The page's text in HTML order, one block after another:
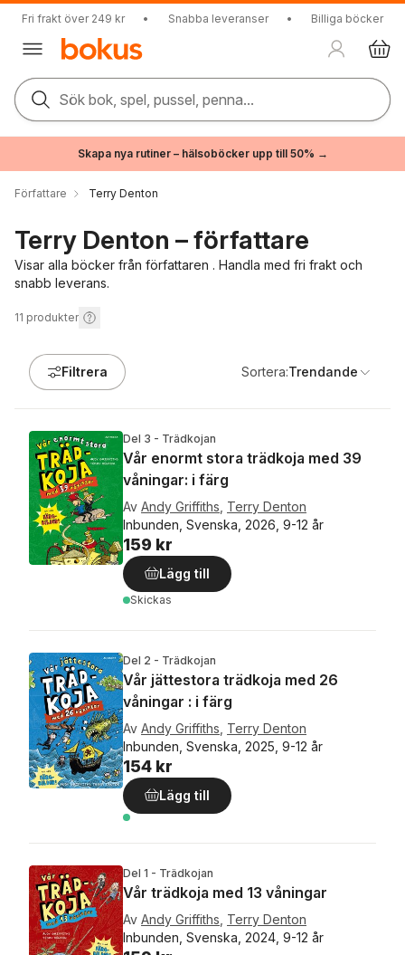
Fri frakt över 249 kr • Snabba leveranser • Billiga böcker
Sök bok, spel, pussel, penna...
Skapa nya rutiner – hälsoböcker upp till 50% →
Författare Terry Denton
Terry Denton – författare
Visar alla böcker från författaren . Handla med fri frakt och
snabb leverans.
11 produkter
Filtrera Sortera:Trendande
Del 3 - Trädkojan
Vår enormt stora trädkoja med 39
våningar: i färg
Av Andy Griffiths Terry Denton
Inbunden, Svenska, 2026, 9-12 år
159 kr
Lägg till
Skickas
Del 2 - Trädkojan
Vår jättestora trädkoja med 26
våningar : i färg
Av Andy Griffiths Terry Denton
Inbunden, Svenska, 2025, 9-12 år
154 kr
Lägg till
Del 1 - Trädkojan
Vår trädkoja med 13 våningar
Av Andy Griffiths Terry Denton
Inbunden, Svenska, 2024, 9-12 år